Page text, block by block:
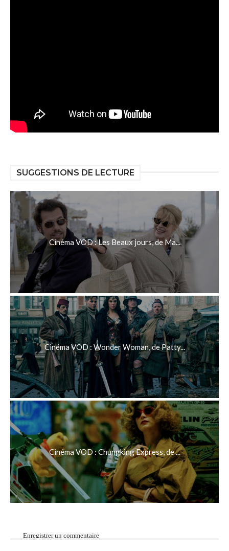
SUGGESTIONS DE LECTURE
Cinéma VOD : Les Beaux jours, de Ma...
Cinéma VOD : Wonder Woman, de Patty...
Cinéma VOD : Chungking Express, de ...
Enregistrer un commentaire